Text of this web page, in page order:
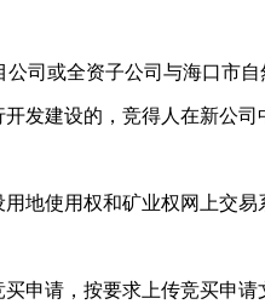
司或全资子公司与海口市自
发建设的，竞得人在新公司
地使用权和矿业权网上交易
申请，按要求上传竞买申请